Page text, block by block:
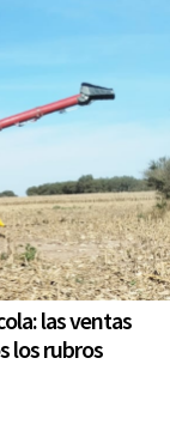
las ventas
los rubros